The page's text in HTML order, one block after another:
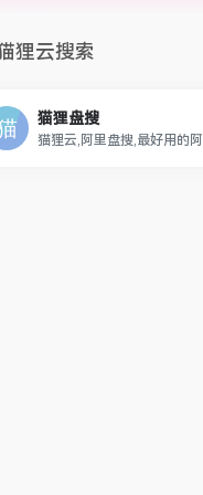
狸云搜索
猫狸盘搜